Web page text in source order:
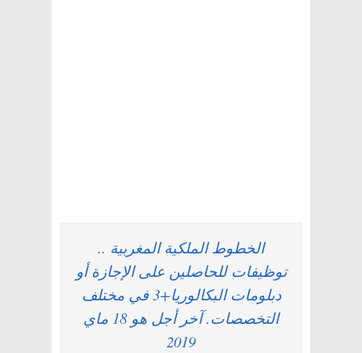
الخطوط الملكية المغربية ..
توظيفات للحاصلين على الإجازة أو
دبلومات البكالوريا+3 في مختلف
التخصصات. آخر أجل هو 18 ماي
2019